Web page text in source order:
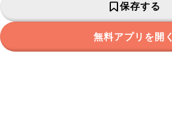
保存する
無料アプリを開く